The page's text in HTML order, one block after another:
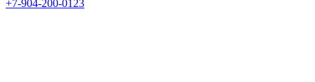
+7-904-200-0123